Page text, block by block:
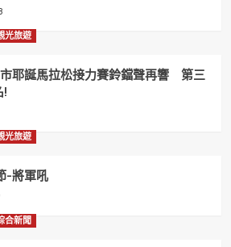
光旅遊
耶誕馬拉松接力賽鈴鐺聲再響 第三
!
光旅遊
-將軍吼
合新聞